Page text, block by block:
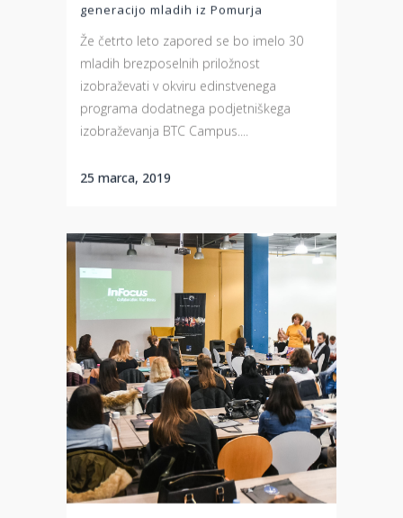
generacijo mladih iz Pomurja
Že četrto leto zapored se bo imelo 30
mladih brezposelnih priložnost
izobraževati v okviru edinstvenega
programa dodatnega podjetniškega
izobraževanja BTC Campus....
25 marca, 2019